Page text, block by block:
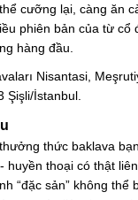
cưỡng lại, càng ăn
phiên bản của từ cổ
hàng đầu.
Nisantasi,
Şişli/İstanbul.
thức baklava
huyền thoại có thật
“đặc sản” không thể